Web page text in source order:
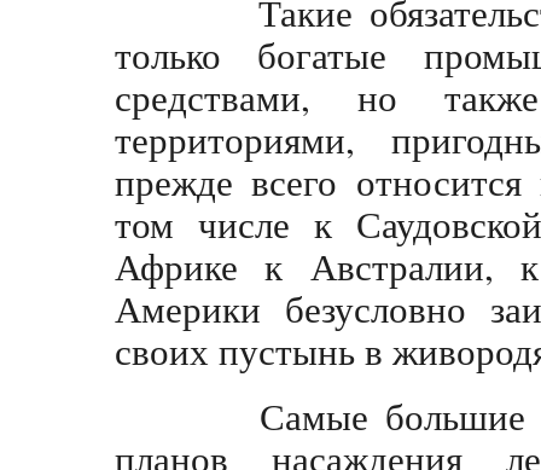
Такие
только богатые
средствами, но
территориями,
прежде всего
том числе к
Африке к Австралии,
Америки безусловно
своих пустынь в
Самые большие
планов насаждения